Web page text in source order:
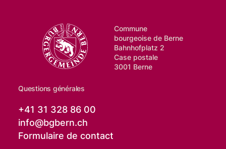
Commune
bourgeoise de Berne
Bahnhofplatz 2
Case postale
3001 Berne
Questions générales
+41 31 328 86 00
info@bgbern.ch
Formulaire de contact